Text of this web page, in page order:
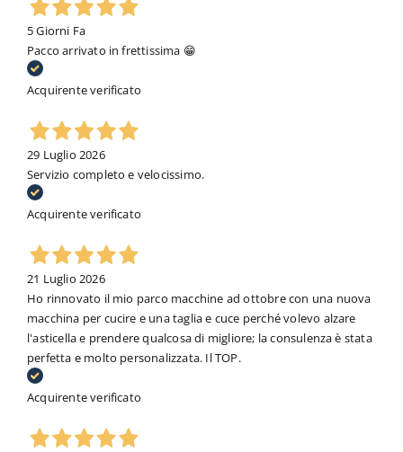
5 Giorni Fa
Pacco arrivato in frettissima 😁
Acquirente verificato
29 Luglio 2026
Servizio completo e velocissimo.
Acquirente verificato
21 Luglio 2026
Ho rinnovato il mio parco macchine ad ottobre con una nuova
macchina per cucire e una taglia e cuce perché volevo alzare
l'asticella e prendere qualcosa di migliore; la consulenza è stata
perfetta e molto personalizzata. Il TOP.
Acquirente verificato